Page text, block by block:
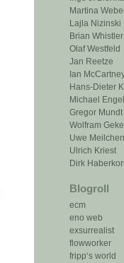
Martina
Lajla Nizinski
Brian Whistler
Olaf Westfeld
Jan Reetze
Ian
Hans-Dieter
Michael
Gregor Mundt
Wolfram
Uwe Meilchen
Ulrich Kriest
Dirk
Blogroll
ecm
eno web
exsurrealist
flowworker
fripp‘s world